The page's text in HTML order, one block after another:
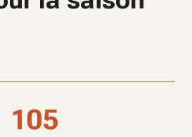
105